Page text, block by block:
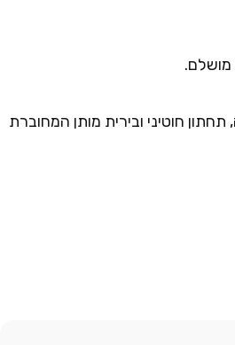
תחתון חוטיני ובירית מותן המחוברת